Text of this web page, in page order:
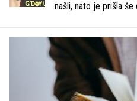
našli, nato je prišla še